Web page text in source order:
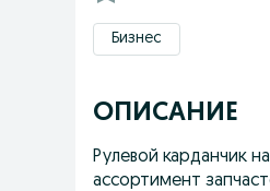
Бизнес
ОПИСАНИЕ
Рулевой карданчик
ассортимент